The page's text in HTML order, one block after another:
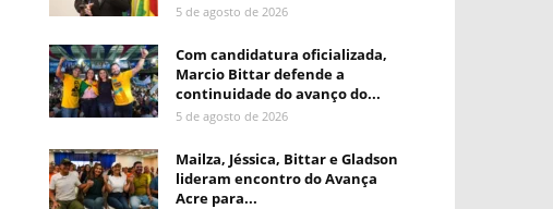
5 de agosto de 2026
Com candidatura oficializada,
Marcio Bittar defende a
continuidade do avanço do...
5 de agosto de 2026
Mailza, Jéssica, Bittar e Gladson
lideram encontro do Avança
Acre para...